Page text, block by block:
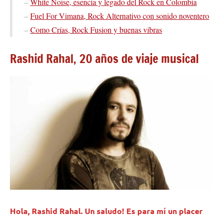
–Fuel For Vimana, Rock Alternativo con sonido noventero
–Como Crías, Rock Fusion y buenas vibras
Rashid Rahal, 20 años de viaje musical
Hola, Rashid Rahal. Un saludo! Es para mí un placer